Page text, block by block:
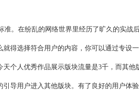
。在纷乱的网络世界里经历了旷久的实战
就得选择符合用户的内容，你可以通过专设
天个人优秀作品展示版块流量是3千，而其
引导用户进入其他版块。有了良好的用户体